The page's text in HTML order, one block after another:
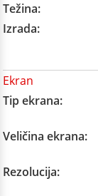
Težina:
Izrada:
Ekran
Tip ekrana:
Veličina ekrana:
Rezolucija: